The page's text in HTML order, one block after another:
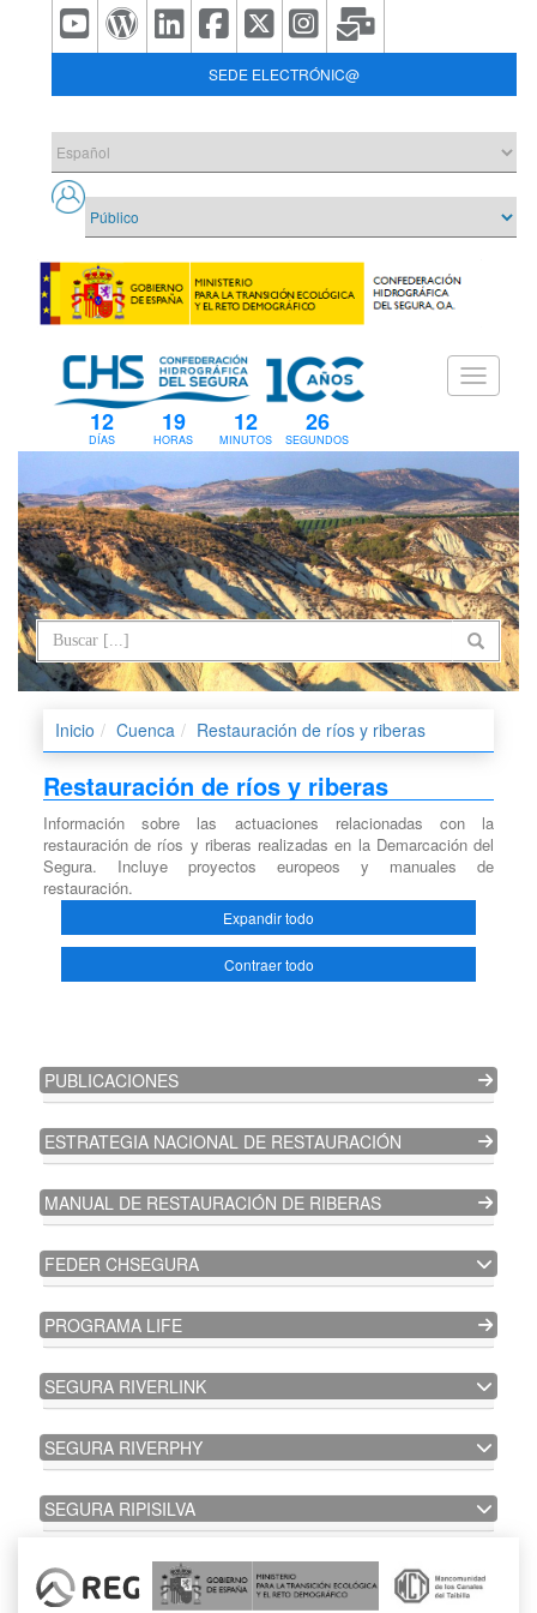
SEDE ELECTRÓNIC@
12
DÍAS
19
HORAS
12
MINUTOS
26
SEGUNDOS
Inicio Cuenca Restauración de ríos y riberas
Restauración de ríos y riberas
Información sobre las actuaciones relacionadas con la
restauración de ríos y riberas realizadas en la Demarcación del
Segura. Incluye proyectos europeos y manuales de
restauración.
Expandir todo
Contraer todo
PUBLICACIONES
ESTRATEGIA NACIONAL DE RESTAURACIÓN
MANUAL DE RESTAURACIÓN DE RIBERAS
FEDER CHSEGURA
PROGRAMA LIFE
SEGURA RIVERLINK
SEGURA RIVERPHY
SEGURA RIPISILVA